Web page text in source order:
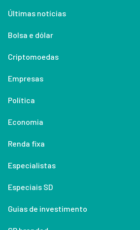
Últimas notícias
Bolsa e dólar
Criptomoedas
Empresas
Política
Economia
Renda fixa
Especialistas
Especiais SD
Guias de investimento